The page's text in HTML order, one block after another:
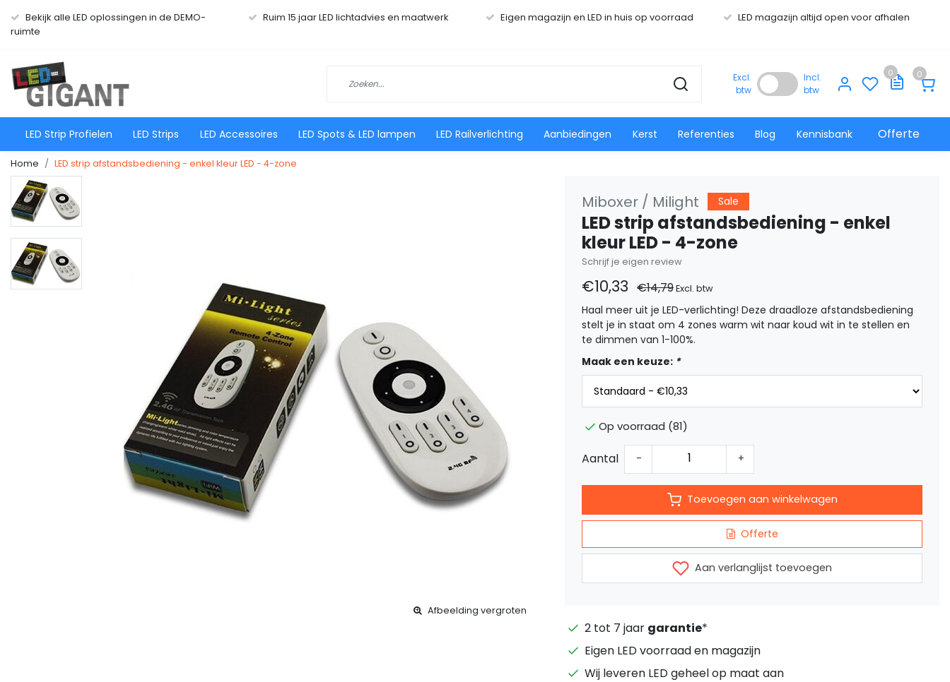
Bekijk alle LED oplossingen in de DEMO-
ruimte
Ruim 15 jaar LED lichtadvies en maatwerk Eigen magazijn en LED in huis op voorraad LED magazijn altijd open voor afhalen
Excl.
btw
Incl.
btw
0 0
LED Strip Profielen LED Strips LED Accessoires LED Spots & LED lampen LED Railverlichting Aanbiedingen Kerst Referenties Blog Kennisbank Offerte
Home LED strip afstandsbediening - enkel kleur LED - 4-zone
Afbeelding vergroten
Miboxer / Milight Sale
LED strip afstandsbediening - enkel
kleur LED - 4-zone
Schrijf je eigen review
€10,33 €14,79Excl. btw
Haal meer uit je LED-verlichting! Deze draadloze afstandsbediening
stelt je in staat om 4 zones warm wit naar koud wit in te stellen en
te dimmen van 1-100%.
Maak een keuze: *
Op voorraad (81)
Aantal - +
Toevoegen aan winkelwagen
Offerte
Aan verlanglijst toevoegen
2 tot 7 jaar garantie*
Eigen LED voorraad en magazijn
Wij leveren LED geheel op maat aan